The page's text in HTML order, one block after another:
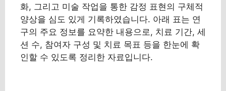
화, 그리고 미술 작업을 통한 감정 표현의 구체적
양상을 심도 있게 기록하였습니다. 아래 표는 연
구의 주요 정보를 요약한 내용으로, 치료 기간, 세
션 수, 참여자 구성 및 치료 목표 등을 한눈에 확
인할 수 있도록 정리한 자료입니다.